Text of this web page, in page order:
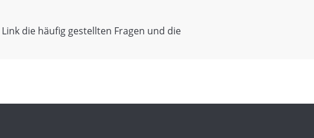
die häufig gestellten Fragen und die